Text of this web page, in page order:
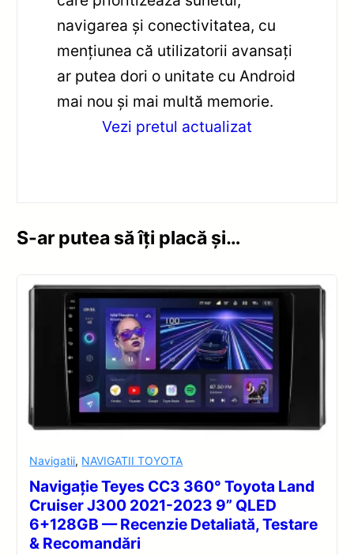
navigarea și conectivitatea, cu
mențiunea că utilizatorii avansați
ar putea dori o unitate cu Android
mai nou și mai multă memorie.
Vezi pretul actualizat
S-ar putea să îți placă și…
Navigatii, NAVIGATII TOYOTA
Navigație Teyes CC3 360° Toyota Land
Cruiser J300 2021-2023 9” QLED
6+128GB — Recenzie Detaliată, Testare
& Recomandări